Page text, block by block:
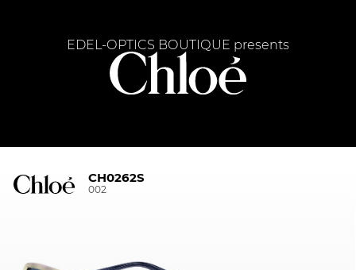
EDEL-OPTICS BOUTIQUE presents
CH0262S
002